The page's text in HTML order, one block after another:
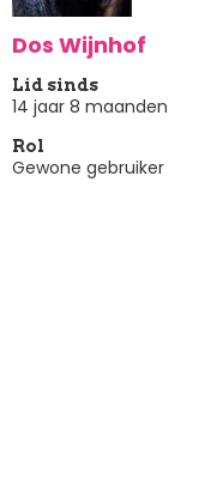
Dos Wijnhof
Lid sinds
14 jaar 8 maanden
Rol
Gewone gebruiker